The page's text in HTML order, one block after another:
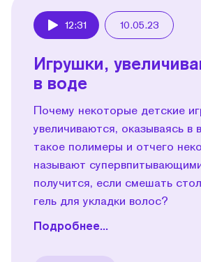
12:31 10.05.23
Игрушки,
в воде
Почему некоторые детские
увеличиваются, оказываясь в
такое полимеры и отчего
называют
получится, если смешать
гель для укладки волос?
Подробнее...